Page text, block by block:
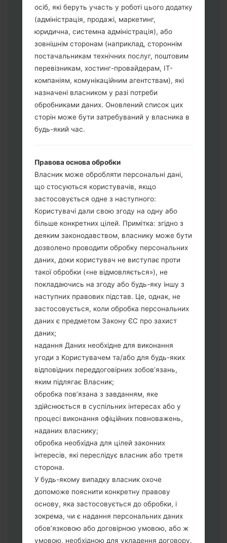
прошивки.
Вам потрібно 1 (Вибрати 1 файл
прошивки тут) або 5 (Вибрати 5 файл
прошивки тут) файлів для прошивки:
AP: "System & Recovery"
CP: "Modem & Radio"
CSC_***: "Country & Region & Operator"
HOME_CSC_***: "Country & Region &
Operator"
Додайте усі файли у програму Odin 3.
Якщо ви хочете прошити телефон та
скинути до заводських налаштувань
оберіть CSC_***, у іншому випадку
виберіть HOME_CSC_*** для
збереження Ваших даних.
Тепер вимкніть пристрій і увійдіть у
"Download" режим. Усі методи як це
зробити:
Натисніть та утримуйти клавіші:
живлення, збільшення гучності та Bixbi.
Натисніть та утримуйте клавіші:
зменшення та збільшення гучності.
Підключивши телефон до ПК
використовуючи USB кабель.
Натисніть та утримуйти клавіші:
живлення, збільшення гучності та
додому.
Підключіть USB кабель та натисніть
клавіші: зменшення звуку та Bixbi.
Натисніть та утримуйти клавіші:
живлення та збільшення гучності.
осіб, які беруть участь у роботі цього додатку
(адміністрація, продажі, маркетинг,
юридична, системна адміністрація), або
зовнішнім сторонам (наприклад, стороннім
постачальникам технічних послуг, поштовим
перевізникам, хостинг-провайдерам, ІТ-
компаніям, комунікаційним агентствам), які
назначені власником у разі потреби
обробниками даних. Оновлений список цих
сторін може бути затребуваний у власника в
будь-який час.
Правова основа обробки
Власник може обробляти персональні дані,
що стосуються користувачів, якщо
застосовується одне з наступного:
Користувачі дали свою згоду на одну або
більше конкретних цілей. Примітка: згідно з
деяким законодавством, власнику може бути
дозволено проводити обробку персональних
даних, доки користувач не виступає проти
такої обробки («не відмовляється»), не
покладаючись на згоду або будь-яку іншу з
наступних правових підстав. Це, однак, не
застосовується, коли обробка персональних
даних є предметом Закону ЄС про захист
даних;
надання Даних необхідне для виконання
угоди з Користувачем та/або для будь-яких
відповідних переддоговірних зобов’язань,
яким підлягає Власник;
обробка пов’язана з завданням, яке
здійснюється в суспільних інтересах або у
процесі виконання офіційних повноважень,
наданих власнику;
обробка необхідна для цілей законних
інтересів, які переслідує власник або третя
сторона.
У будь-якому випадку власник охоче
допоможе пояснити конкретну правову
основу, яка застосовується до обробки, і
зокрема, чи є надання персональних даних
обов’язковою або договірною умовою, або ж
умовою, необхідною для укладення договору.